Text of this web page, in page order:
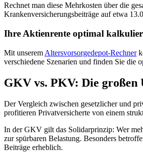
Rechnet man diese Mehrkosten über die
Krankenversicherungsbeiträge auf etwa
Ihre Aktienrente optimal
Mit unserem Altersvorsorgedepot-Rechner
verschiedene Szenarien und finden Sie die
GKV vs. PKV: Die großen
Der Vergleich zwischen gesetzlicher und
profitieren Privatversicherte von einem
In der GKV gilt das Solidarprinzip: Wer
zur spürbaren Belastung. Besonders
Beiträge erheblich.